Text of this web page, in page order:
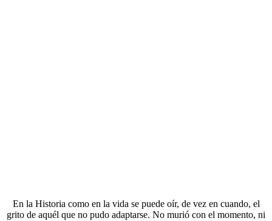
En la Historia como en la vida se puede oír, de vez en cuando, el
grito de aquél que no pudo adaptarse. No murió con el momento, ni